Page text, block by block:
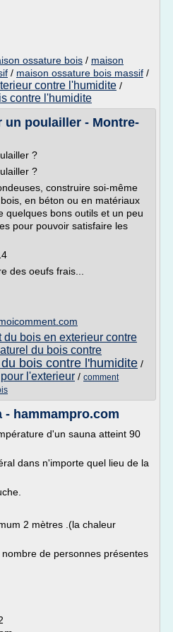
ossature bois / maison
/ maison ossature bois massif /
contre l'humidite /
contre l'humidite
un poulailler - Montre-
?
?
construire soi-même
en béton ou en matériaux
quelques bons outils et un peu
pour pouvoir satisfaire les
des oeufs frais...
du bois en exterieur contre
du bois contre
bois contre l'humidite /
l'exterieur / comment
hammampro.com
d'un sauna atteint 90
dans n'importe quel lieu de la
2 mètres .(la chaleur
de personnes présentes